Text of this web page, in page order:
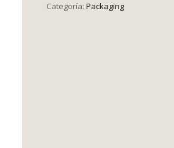
Categoría: Packaging